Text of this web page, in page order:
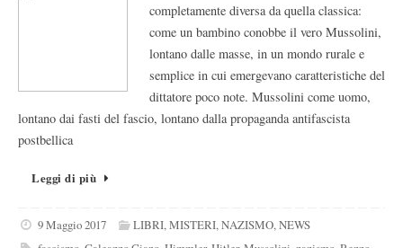
completamente diversa da quella classica:
come un bambino conobbe il vero Mussolini,
lontano dalle masse, in un mondo rurale e
semplice in cui emergevano caratteristiche del
dittatore poco note. Mussolini come uomo,
lontano dai fasti del fascio, lontano dalla propaganda antifascista
postbellica
Leggi di più
9 Maggio 2017 LIBRI,MISTERI,NAZISMO,NEWS